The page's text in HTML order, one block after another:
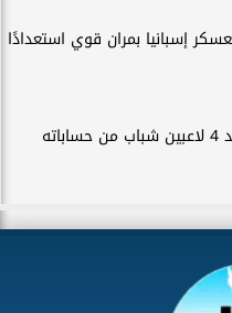
إسبانيا بمران قوي استعدادًا
الزمالك يستبعد 4 لاعبين شباب من حساباته